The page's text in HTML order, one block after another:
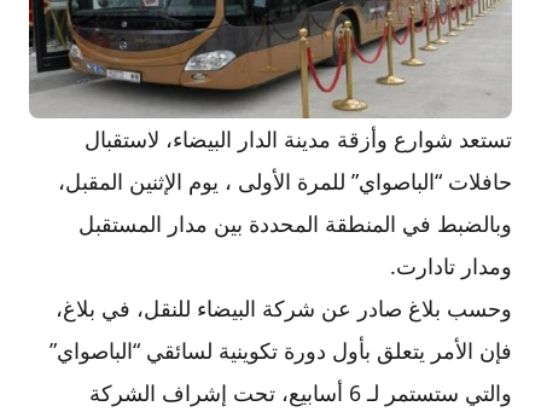
تستعد شوارع وأزقة مدينة الدار البيضاء، لاستقبال
حافلات “الباصواي” للمرة الأولى ، يوم الإثنين المقبل،
وبالضبط في المنطقة المحددة بين مدار المستقبل
ومدار تادارت.
وحسب بلاغ صادر عن شركة البيضاء للنقل، في بلاغ،
فإن الأمر يتعلق بأول دورة تكوينية لسائقي “الباصواي”
والتي ستستمر لـ 6 أسابيع، تحت إشراف الشركة